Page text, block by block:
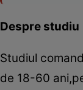
Despre studiu
Studiul
de 18-60